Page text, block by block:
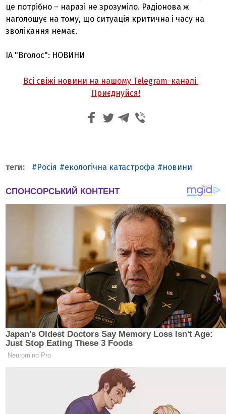
це потрібно – наразі не зрозуміло. Радіонова ж
наголошує на тому, що ситуація критична і часу на
зволікання немає.
ІА "Вголос": НОВИНИ
Всі свіжі новини на нашому Telegram-каналі
Приєднуйся!
Росія екологічна катастрофа новини